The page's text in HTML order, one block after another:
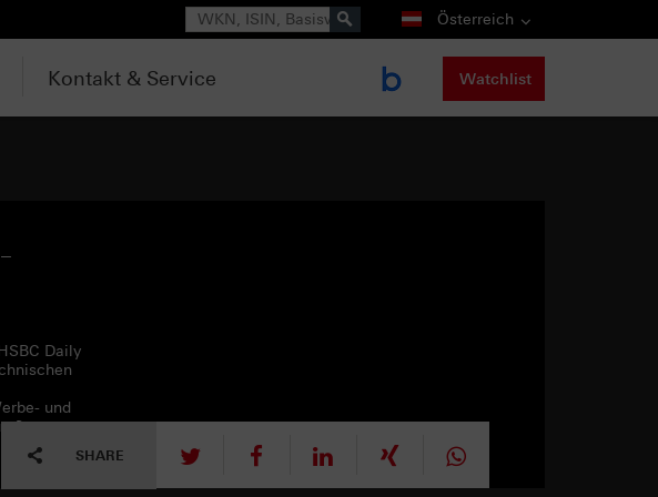
Suche Österreich
Kontakt & Service Watchlist
Daily
und
SHARE tweet mitteilen